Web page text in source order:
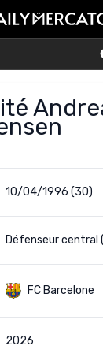
10/04/1996 (30)
Défenseur central
FC Barcelone
2026